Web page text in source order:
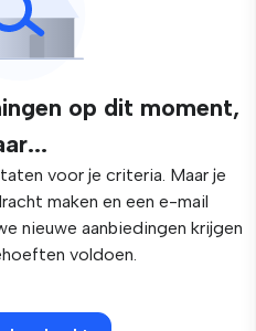
op dit moment,
voor je criteria. Maar je
maken en een e-mail
nieuwe aanbiedingen krijgen
voldoen.